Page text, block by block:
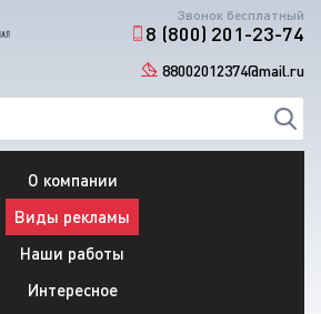
Звонок бесплатный
8 (800) 201-23-74
88002012374@mail.ru
О компании
Виды рекламы
Наши работы
Интересное